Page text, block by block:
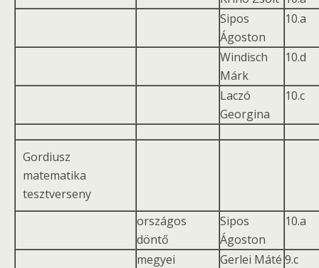
Sipos
Ágoston
10.a
Windisch
Márk
10.d
Laczó
Georgina
10.c
Gordiusz
matematika
tesztverseny
országos
döntő
Sipos
Ágoston
10.a
megyei Gerlei Máté 9.c